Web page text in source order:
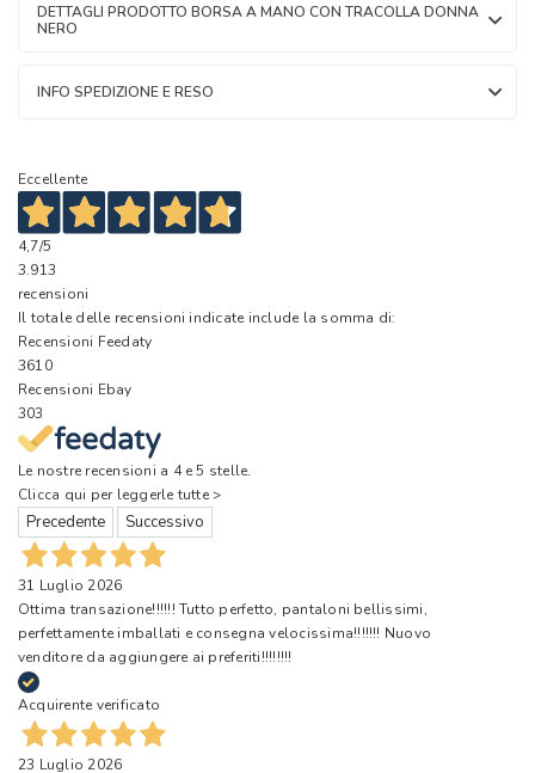
DETTAGLI PRODOTTO BORSA A MANO CON TRACOLLA DONNA
NERO
INFO SPEDIZIONE E RESO
Eccellente
4,7/5
3.913
recensioni
Il totale delle recensioni indicate include la somma di:
Recensioni Feedaty
3610
Recensioni Ebay
303
Le nostre recensioni a 4 e 5 stelle.
Clicca qui per leggerle tutte >
Precedente Successivo
31 Luglio 2026
Ottima transazione!!!!!! Tutto perfetto, pantaloni bellissimi,
perfettamente imballati e consegna velocissima!!!!!!! Nuovo
venditore da aggiungere ai preferiti!!!!!!!!
Acquirente verificato
23 Luglio 2026